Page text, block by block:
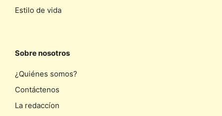
Estilo de vida
Sobre nosotros
¿Quiénes somos?
Contáctenos
La redaccíon